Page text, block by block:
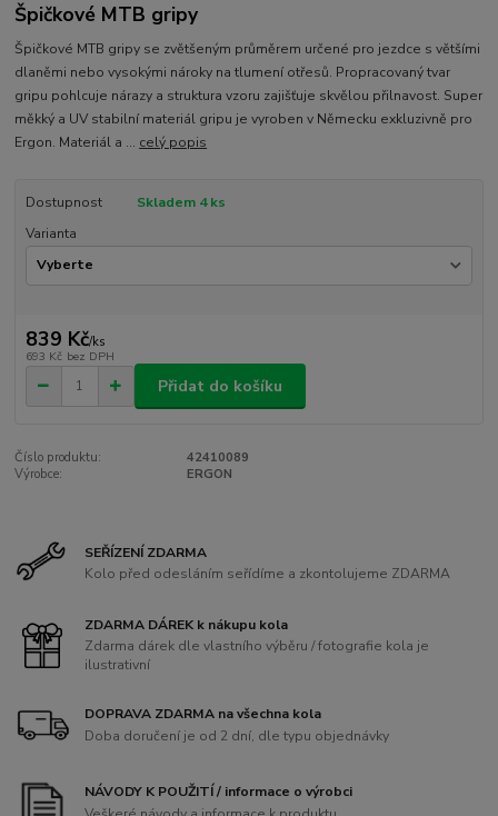
Špičkové MTB gripy
Špičkové MTB gripy se zvětšeným průměrem určené pro jezdce s většími
dlaněmi nebo vysokými nároky na tlumení otřesů. Propracovaný tvar
gripu pohlcuje nárazy a struktura vzoru zajišťuje skvělou přilnavost. Super
měkký a UV stabilní materiál gripu je vyroben v Německu exkluzivně pro
Ergon. Materiál a ... celý popis
Dostupnost
Skladem 4 ks
Varianta
839 Kč/ks
693 Kč bez DPH
Přidat do košíku
Číslo produktu:
42410089
Výrobce:
ERGON
SEŘÍZENÍ ZDARMA
Kolo před odesláním seřídíme a zkontolujeme ZDARMA
ZDARMA DÁREK k nákupu kola
Zdarma dárek dle vlastního výběru / fotografie kola je
ilustrativní
DOPRAVA ZDARMA na všechna kola
Doba doručení je od 2 dní, dle typu objednávky
NÁVODY K POUŽITÍ / informace o výrobci